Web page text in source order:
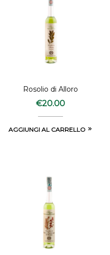
Rosolio di Alloro
€20.00
AGGIUNGI AL CARRELLO